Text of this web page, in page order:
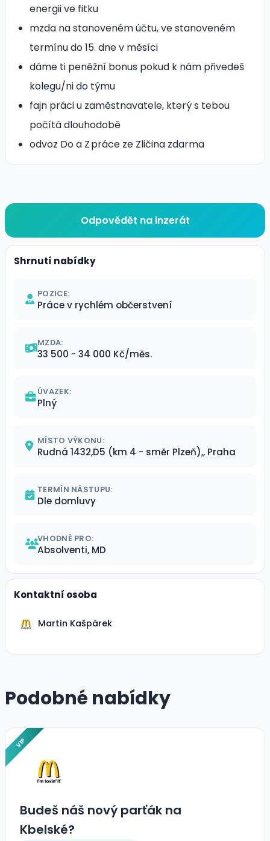
energii ve fitku
mzda na stanoveném účtu, ve stanoveném
termínu do 15. dne v měsíci
dáme ti peněžní bonus pokud k nám přivedeš
kolegu/ni do týmu
fajn práci u zaměstnavatele, který s tebou
počítá dlouhodobě
odvoz Do a Z práce ze Zličina zdarma
Odpovědět na inzerát
Shrnutí nabídky
POZICE:
Práce v rychlém občerstvení
MZDA:
33 500 - 34 000 Kč/měs.
ÚVAZEK:
Plný
MÍSTO VÝKONU:
Rudná 1432,D5 (km 4 - směr Plzeň),, Praha
TERMÍN NÁSTUPU:
Dle domluvy
VHODNÉ PRO:
Absolventi, MD
Kontaktní osoba
Martin Kašpárek
Podobné nabídky
VIP
Budeš náš nový parťák na
Kbelské?